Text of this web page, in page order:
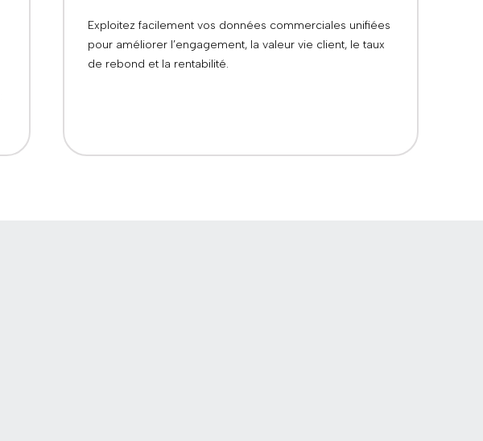
Exploitez facilement vos données commerciales unifiées
pour améliorer l’engagement, la valeur vie client, le taux
de rebond et la rentabilité.